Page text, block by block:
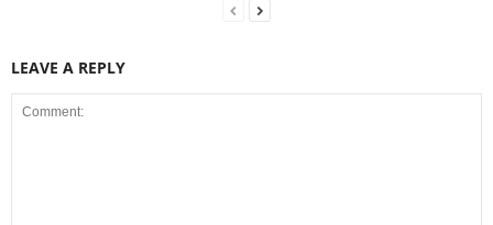
LEAVE A REPLY